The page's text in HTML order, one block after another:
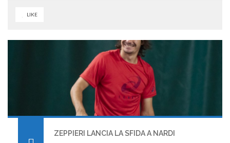
LIKE
ZEPPIERI LANCIA LA SFIDA A NARDI